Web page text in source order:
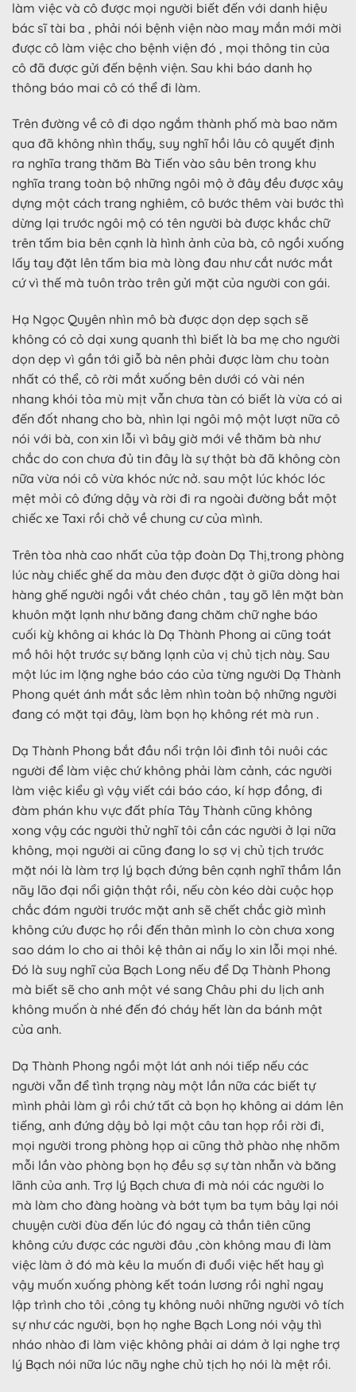
làm việc và cô được mọi người biết đến với danh hiệu
bác sĩ tài ba , phải nói bệnh viện nào may mắn mới mời
được cô làm việc cho bệnh viện đó , mọi thông tin của
cô đã được gửi đến bệnh viện. Sau khi báo danh họ
thông báo mai cô có thể đi làm.
Trên đường về cô đi dạo ngắm thành phố mà bao năm
qua đã không nhìn thấy, suy nghĩ hồi lâu cô quyết định
ra nghĩa trang thăm Bà Tiến vào sâu bên trong khu
nghĩa trang toàn bộ những ngôi mộ ở đây đều được xây
dựng một cách trang nghiêm, cô bước thêm vài bước thì
dừng lại trước ngôi mộ có tên người bà được khắc chữ
trên tấm bia bên cạnh là hình ảnh của bà, cô ngồi xuống
lấy tay đặt lên tấm bia mà lòng đau như cắt nước mắt
cứ vì thế mà tuôn trào trên gửi mặt của người con gái.
Hạ Ngọc Quyên nhìn mô bà được dọn dẹp sạch sẽ
không có cỏ dại xung quanh thì biết là ba mẹ cho người
dọn dẹp vì gần tới giỗ bà nên phải được làm chu toàn
nhất có thể, cô rời mắt xuống bên dưới có vài nén
nhang khói tỏa mù mịt vẫn chưa tàn có biết là vừa có ai
đến đốt nhang cho bà, nhìn lại ngôi mộ một lượt nữa cô
nói với bà, con xin lỗi vì bây giờ mới về thăm bà như
chắc do con chưa đủ tin đây là sự thật bà đã không còn
nữa vừa nói cô vừa khóc nức nở. sau một lúc khóc lóc
mệt mỏi cô đứng dậy và rời đi ra ngoài đường bắt một
chiếc xe Taxi rồi chở về chung cư của mình.
Trên tòa nhà cao nhất của tập đoàn Dạ Thị,trong phòng
lúc này chiếc ghế da màu đen được đặt ở giữa dòng hai
hàng ghế người ngồi vắt chéo chân , tay gõ lên mặt bàn
khuôn mặt lạnh như băng đang chăm chữ nghe báo
cuối kỳ không ai khác là Dạ Thành Phong ai cũng toát
mồ hôi hột trước sự băng lạnh của vị chủ tịch này. Sau
một lúc im lặng nghe báo cáo của từng người Dạ Thành
Phong quét ánh mắt sắc lẻm nhìn toàn bộ những người
đang có mặt tại đây, làm bọn họ không rét mà run .
Dạ Thành Phong bắt đầu nổi trận lôi đình tôi nuôi các
người để làm việc chứ không phải làm cảnh, các người
làm việc kiểu gì vậy viết cái báo cáo, kí hợp đồng, đi
đàm phán khu vực đất phía Tây Thành cũng không
xong vậy các người thử nghĩ tôi cần các người ở lại nữa
không, mọi người ai cũng đang lo sợ vị chủ tịch trước
mặt nói là làm trợ lý bạch đứng bên cạnh nghĩ thầm lần
nãy lão đại nổi giận thật rồi, nếu còn kéo dài cuộc họp
chắc đám người trước mặt anh sẽ chết chắc giờ mình
không cứu được họ rồi đến thân mình lo còn chưa xong
sao dám lo cho ai thôi kệ thân ai nấy lo xin lỗi mọi nhé.
Đó là suy nghĩ của Bạch Long nếu để Dạ Thành Phong
mà biết sẽ cho anh một vé sang Châu phi du lịch anh
không muốn à nhé đến đó cháy hết làn da bánh mật
của anh.
Dạ Thành Phong ngồi một lát anh nói tiếp nếu các
người vẫn để tình trạng này một lần nữa các biết tự
mình phải làm gì rồi chứ tất cả bọn họ không ai dám lên
tiếng, anh đứng dậy bỏ lại một câu tan họp rồi rời đi,
mọi người trong phòng họp ai cũng thở phào nhẹ nhõm
mỗi lần vào phòng bọn họ đều sợ sự tàn nhẫn và băng
lãnh của anh. Trợ lý Bạch chưa đi mà nói các người lo
mà làm cho đàng hoàng và bớt tụm ba tụm bảy lại nói
chuyện cười đùa đến lúc đó ngay cả thần tiên cũng
không cứu được các người đâu ,còn không mau đi làm
việc làm ở đó mà kêu la muốn đi đuổi việc hết hay gì
vậy muốn xuống phòng kết toán lương rồi nghỉ ngay
lập trình cho tôi ,công ty không nuôi những người vô tích
sự như các người, bọn họ nghe Bạch Long nói vậy thì
nháo nhào đi làm việc không phải ai dám ở lại nghe trợ
lý Bạch nói nữa lúc nãy nghe chủ tịch họ nói là mệt rồi.